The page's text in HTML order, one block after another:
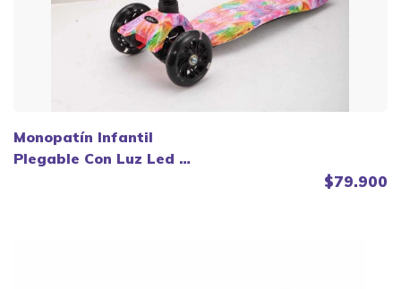
Monopatín Infantil
Plegable Con Luz Led -
$79.900